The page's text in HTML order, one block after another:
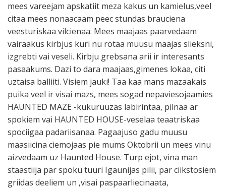
mees vareejam apskatiit meza kakus un kamielus,veel
citaa mees nonaacaam peec stundas brauciena
veesturiskaa vilcienaa. Mees maajaas paarvedaam
vairaakus kirbjus kuri nu rotaa muusu maajas slieksni,
izgrebti vai veseli. Kirbju grebsana arii ir interesants
pasaakums. Dazi to dara maajaas,gimenes lokaa, citi
uztaisa balliiti. Visiem jauki! Taa kaa mans mazaakais
puika veel ir visai mazs, mees sogad nepaviesojaamies
HAUNTED MAZE -kukuruuzas labirintaa, pilnaa ar
spokiem vai HAUNTED HOUSE-veselaa teaatriskaa
spociigaa padariisanaa. Pagaajuso gadu muusu
maasiicina ciemojaas pie mums Oktobrii un mees vinu
aizvedaam uz Haunted House. Turp ejot, vina man
staastiija par spoku tuuri Igaunijas pilii, par ciikstosiem
griidas deeliem un ,visai paspaarliecinaata,